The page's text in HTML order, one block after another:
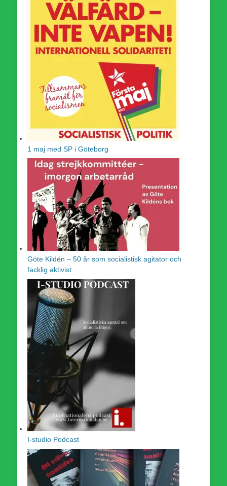
1 maj med SP i Göteborg
Göte Kildén – 50 år som socialistisk agitator och
facklig aktivist
I-studio Podcast